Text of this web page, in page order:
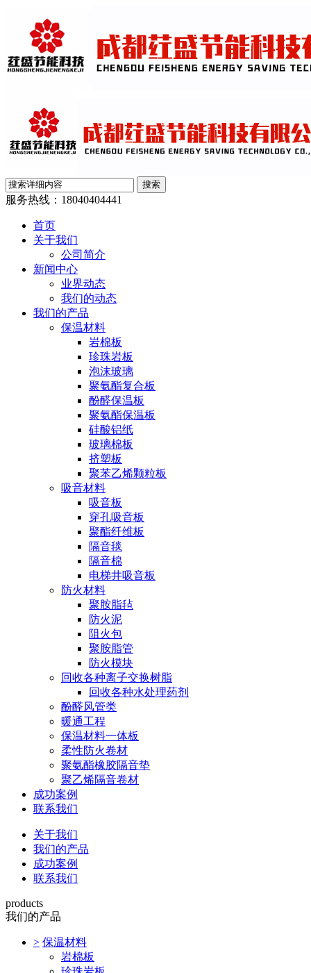
服务热线： 18040404441
首页
关于我们
公司简介
新闻中心
业界动态
我们的动态
我们的产品
保温材料
岩棉板
珍珠岩板
泡沫玻璃
聚氨酯复合板
酚醛保温板
聚氨酯保温板
硅酸铝纸
玻璃棉板
挤塑板
聚苯乙烯颗粒板
吸音材料
吸音板
穿孔吸音板
聚酯纤维板
隔音毯
隔音棉
电梯井吸音板
防火材料
聚胺脂毡
防火泥
阻火包
聚胺脂管
防火模块
回收各种离子交换树脂
回收各种水处理药剂
酚醛风管类
暖通工程
保温材料一体板
柔性防火卷材
聚氨酯橡胶隔音垫
聚乙烯隔音卷材
成功案例
联系我们
关于我们
我们的产品
成功案例
联系我们
products
我们的产品
> 保温材料
岩棉板